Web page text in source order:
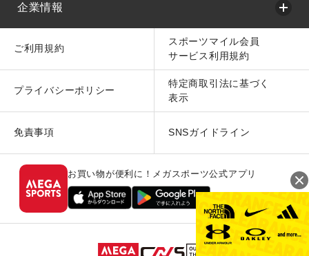
企業情報
ご利用規約
スポーツマイル会員
サービス利用規約
プライバシーポリシー
特定商取引法に基づく
表示
免責事項 SNSガイドライン
お買い物が便利に！メガスポーツ公式アプリ